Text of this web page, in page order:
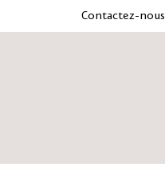
Contactez-nous